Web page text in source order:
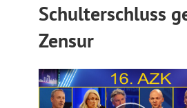
Schulterschluss
Zensur